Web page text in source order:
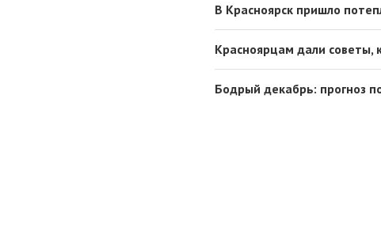
В Красноярск пришло
Красноярцам дали советы,
Бодрый декабрь: прогноз